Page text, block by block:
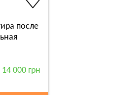
после
14 000 грн